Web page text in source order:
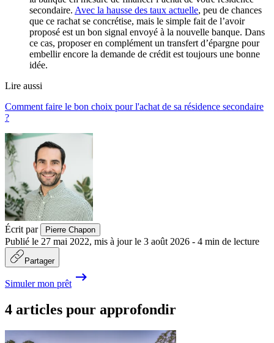
secondaire. Avec la hausse des taux actuelle, peu de chances
que ce rachat se concrétise, mais le simple fait de l’avoir
proposé est un bon signal envoyé à la nouvelle banque. Dans
ce cas, proposer en complément un transfert d’épargne pour
embellir encore la demande de crédit est toujours une bonne
idée.
Lire aussi
Comment faire le bon choix pour l'achat de sa résidence secondaire
?
Écrit par Pierre Chapon
Publié le 27 mai 2022, mis à jour le 3 août 2026 - 4 min de lecture
Partager
Simuler mon prêt
4 articles pour approfondir